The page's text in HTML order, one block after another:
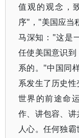
值观的观念，
序"，"美国应当
马深知："这是
任使美国意识
系的。"中国同
系发生了历史
世界的前途命
作、讲包容、
人心。任何独